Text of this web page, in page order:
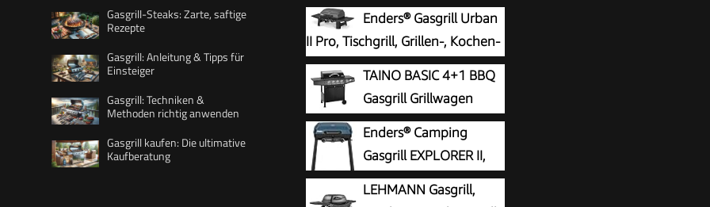
Gasgrill-Steaks: Zarte, saftige
Rezepte
Gasgrill: Anleitung & Tipps für
Einsteiger
Gasgrill: Techniken &
Methoden richtig anwenden
Gasgrill kaufen: Die ultimative
Kaufberatung
Enders® Gasgrill Urban
II Pro, Tischgrill, Grillen-, Kochen-
und Backen Funktion, 2 Brenner
Edelstahl, mit Grill-Thermometer,
Balkon-, Camping-Grill, Aluguss-
Gehäuse, Gusseisen-Rost, #2062
TAINO BASIC 4+1 BBQ
Gasgrill Grillwagen
Edelstahl-Brenner +
Seitenkocher Grill TÜV (BASIC
4+1 Gasgrill)
Enders® Camping
Gasgrill EXPLORER II,
integriertes Grill-
Thermometer, Grillen-, Kochen-,
LEHMANN Gasgrill,